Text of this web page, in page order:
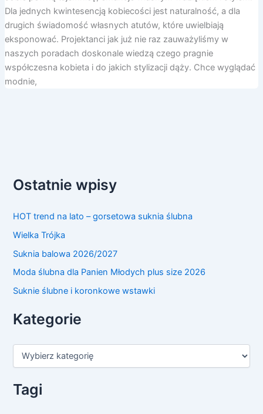
Dla jednych kwintesencją kobiecości jest naturalność, a dla
drugich świadomość własnych atutów, które uwielbiają
eksponować. Projektanci jak już nie raz zauważyliśmy w
naszych poradach doskonale wiedzą czego pragnie
współczesna kobieta i do jakich stylizacji dąży. Chce wyglądać
modnie,
Ostatnie wpisy
HOT trend na lato – gorsetowa suknia ślubna
Wielka Trójka
Suknia balowa 2026/2027
Moda ślubna dla Panien Młodych plus size 2026
Suknie ślubne i koronkowe wstawki
Kategorie
e
g
Tagi